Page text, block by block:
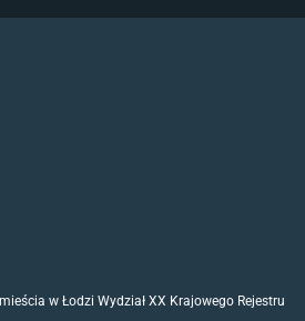
w Łodzi Wydział XX Krajowego Rejestru